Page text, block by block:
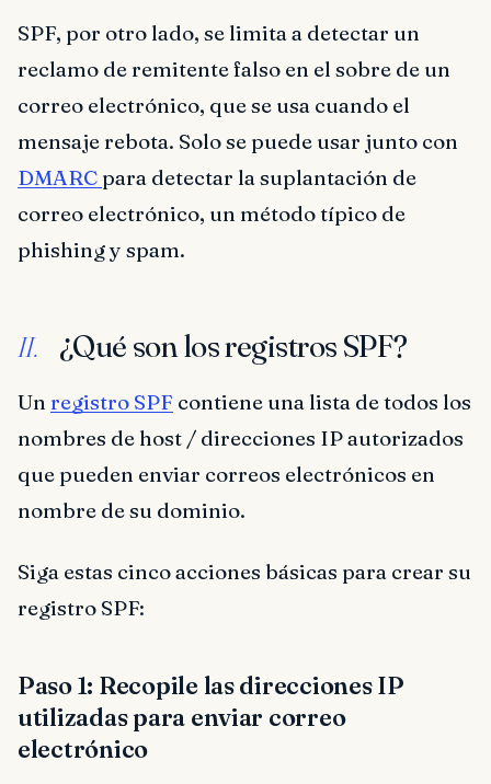
SPF, por otro lado, se limita a detectar un
reclamo de remitente falso en el sobre de un
correo electrónico, que se usa cuando el
mensaje rebota. Solo se puede usar junto con
DMARC para detectar la suplantación de
correo electrónico, un método típico de
phishing y spam.
II. ¿Qué son los registros SPF?
Un registro SPF contiene una lista de todos los
nombres de host / direcciones IP autorizados
que pueden enviar correos electrónicos en
nombre de su dominio.
Siga estas cinco acciones básicas para crear su
registro SPF:
Paso 1: Recopile las direcciones IP
utilizadas para enviar correo
electrónico